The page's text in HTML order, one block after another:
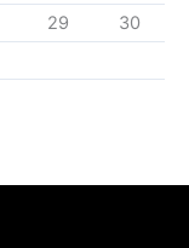
29
30